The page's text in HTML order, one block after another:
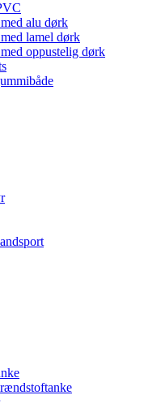
alu dørk
lamel dørk
oppustelig dørk